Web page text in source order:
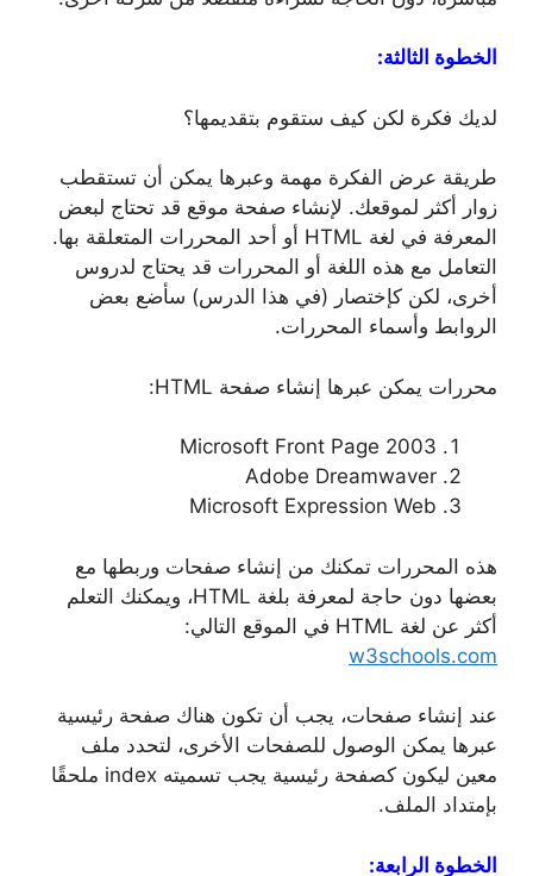
الخطوة الثالثة:
لديك فكرة لكن كيف ستقوم بتقديمها؟
طريقة عرض الفكرة مهمة وعبرها يمكن أن تستقطب
زوار أكثر لموقعك. لإنشاء صفحة موقع قد تحتاج لبعض
المعرفة في لغة HTML أو أحد المحررات المتعلقة بها.
التعامل مع هذه اللغة أو المحررات قد يحتاج لدروس
أخرى، لكن كإختصار (في هذا الدرس) سأضع بعض
الروابط وأسماء المحررات.
محررات يمكن عبرها إنشاء صفحة HTML:
Microsoft Front Page 2003
Adobe Dreamwaver
Microsoft Expression Web
هذه المحررات تمكنك من إنشاء صفحات وربطها مع
بعضها دون حاجة لمعرفة بلغة HTML، ويمكنك التعلم
أكثر عن لغة HTML في الموقع التالي:
w3schools.com
عند إنشاء صفحات، يجب أن تكون هناك صفحة رئيسية
عبرها يمكن الوصول للصفحات الأخرى، لتحدد ملف
معين ليكون كصفحة رئيسية يجب تسميته index ملحقًا
بإمتداد الملف.
الخطوة الرابعة: